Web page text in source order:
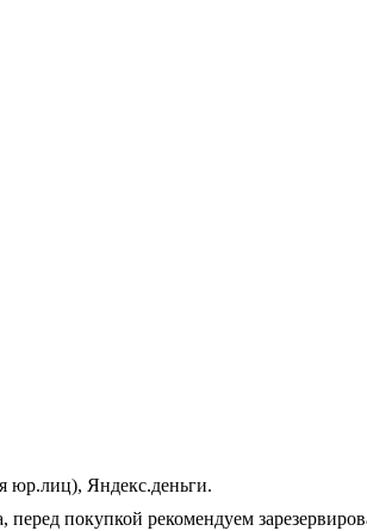
юр.лиц), Яндекс.деньги.
покупкой рекомендуем